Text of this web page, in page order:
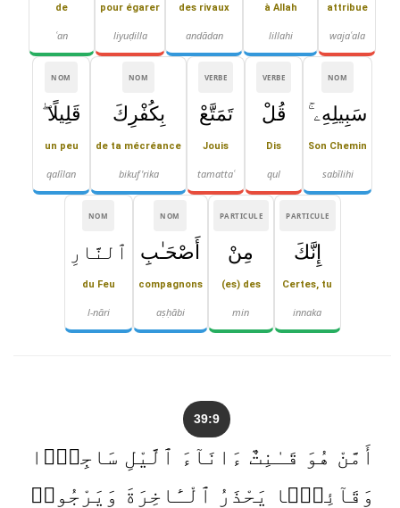
attribue
wajaʿala
à Allah
lillahi
des rivaux
andādan
pour égarer
liyuḍilla
de
ʿan
NOM
سَبِيلِهِۦ ۚ
Son Chemin
sabīlihi
VERBE
قُلْ
Dis
qul
VERBE
تَمَتَّعْ
Jouis
tamattaʿ
NOM
بِكُفْرِكَ
de ta mécréance
bikuf'rika
NOM
قَلِيلًا ۖ
un peu
qalīlan
PARTICULE
إِنَّكَ
Certes, tu
innaka
PARTICULE
مِنْ
(es) des
min
NOM
أَصْحَـٰبِ
compagnons
aṣḥābi
NOM
ٱلنَّارِ
du Feu
l-nāri
39:9
أَمَّنْ هُوَ قَـٰنِتٌ ءَانَآءَ ٱلَّيْلِ سَاجِدًۭا
وَقَآئِمًۭا يَحْذَرُ ٱلْـَٔاخِرَةَ وَيَرْجُوا۟